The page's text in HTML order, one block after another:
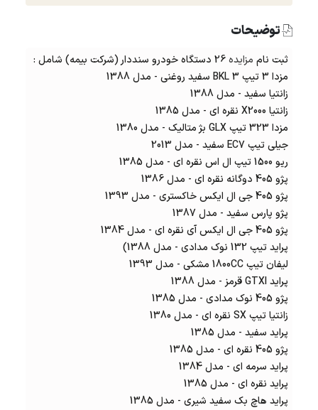
توضیحات
ثبت نام مزایده26 دستگاه خودرو سنددار (شرکت بیمه) شامل :
مزدا 3 تیپ BKL 3 سفید روغنی - مدل 1388
زانتیا سفید - مدل 1388
زانتیا X2000 نقره ای - مدل 1385
مزدا 323 تیپ GLX بژ متالیک - مدل 1380
جیلی تیپ EC7 سفید - مدل 2013
ریو 1500 تیپ ال اس نقره ای - مدل 1385
پژو 405 دوگانه نقره ای - مدل 1386
پژو 405 جی ال ایکس خاکستری - مدل 1393
پژو پارس سفید - مدل 1387
پژو 405 جی ال ایکس آی نقره ای - مدل 1384
پراید تیپ 132 نوک مدادی - مدل 1388)
لیفان تیپ 1800CC مشکی - مدل 1393
پراید GTXI قرمز - مدل 1388
پژو 405 نوک مدادی - مدل 1385
زانتیا تیپ SX نقره ای - مدل 1380
پراید سفید - مدل 1385
پژو 405 نقره ای - مدل 1385
پراید سرمه ای - مدل 1384
پراید نقره ای - مدل 1385
پراید هاچ بک سفید شیری - مدل 1385